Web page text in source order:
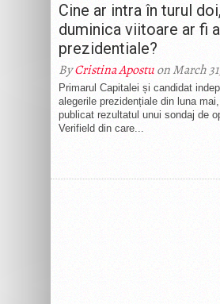
Cine ar intra în turul
duminica viitoare ar fi
prezidentiale?
ByCristina Apostuon March
Primarul Capitalei și candidat
alegerile prezidențiale din luna
publicat rezultatul unui sondaj de
Verifield din care...